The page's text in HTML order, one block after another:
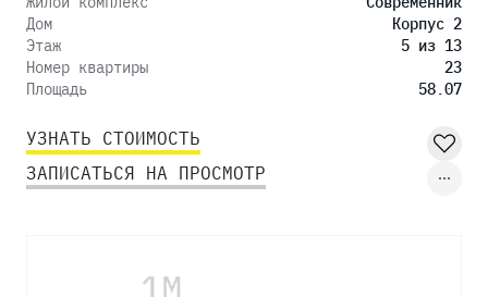
Дом
Корпус 2
Этаж
5 из 13
Номер квартиры
23
Площадь
58.07
УЗНАТЬ СТОИМОСТЬ
ЗАПИСАТЬСЯ НА ПРОСМОТР